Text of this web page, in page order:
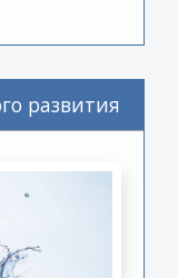
развития